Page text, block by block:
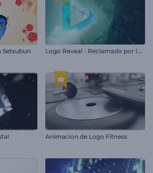
Setsubun L
ogo Reveal - Reclamado por la Naturaleza
Animacion de Logo Fitness